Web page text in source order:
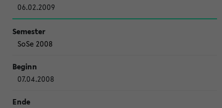
06.02.2009
SoSe 2008
07.04.2008